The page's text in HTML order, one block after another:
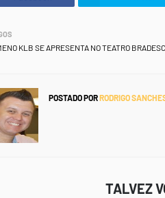
KLB SE APRESENTA NO TEATRO
POSTADO PORRODRIGO
TALVEZ